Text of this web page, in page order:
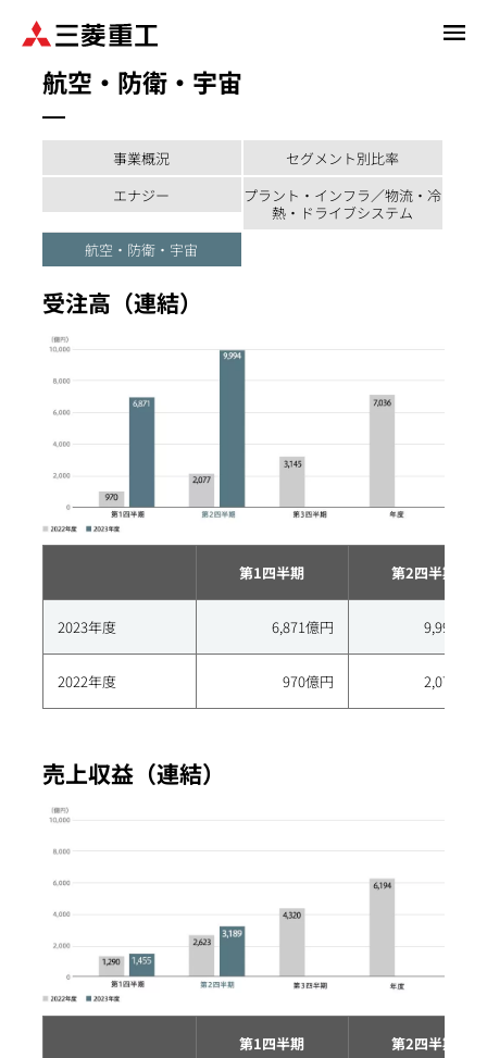
航空・防衛・宇宙
事業概況
セグメント別比率
エナジー
プラント・インフラ／物流・冷
熱・ドライブシステム
航空・防衛・宇宙
受注高（連結）
第1四半期 第2四半期
2023年度 6,871億円 9,994億円
2022年度 970億円 2,077億円
売上収益（連結）
第1四半期 第2四半期